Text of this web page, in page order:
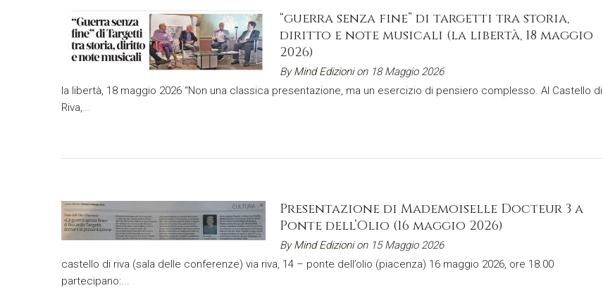
“guerra senza fine” di targetti tra storia,
diritto e note musicali (la libertà, 18 maggio
2026)
ByMind Edizionion 18 Maggio 2026
la libertà, 18 maggio 2026 “Non una classica presentazione, ma un esercizio di pensiero complesso. Al Castello di
Riva,...
Presentazione di Mademoiselle Docteur 3 a
Ponte dell’Olio (16 maggio 2026)
ByMind Edizionion 15 Maggio 2026
castello di riva (sala delle conferenze) via riva, 14 – ponte dell’olio (piacenza) 16 maggio 2026, ore 18.00
partecipano:...